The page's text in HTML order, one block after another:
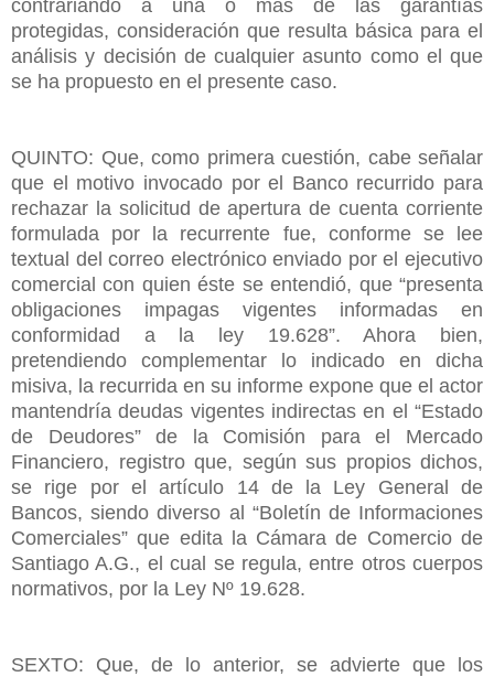
contrariando a una o más de las garantías
protegidas, consideración que resulta básica para el
análisis y decisión de cualquier asunto como el que
se ha propuesto en el presente caso.
QUINTO: Que, como primera cuestión, cabe señalar
que el motivo invocado por el Banco recurrido para
rechazar la solicitud de apertura de cuenta corriente
formulada por la recurrente fue, conforme se lee
textual del correo electrónico enviado por el ejecutivo
comercial con quien éste se entendió, que “presenta
obligaciones impagas vigentes informadas en
conformidad a la ley 19.628”. Ahora bien,
pretendiendo complementar lo indicado en dicha
misiva, la recurrida en su informe expone que el actor
mantendría deudas vigentes indirectas en el “Estado
de Deudores” de la Comisión para el Mercado
Financiero, registro que, según sus propios dichos,
se rige por el artículo 14 de la Ley General de
Bancos, siendo diverso al “Boletín de Informaciones
Comerciales” que edita la Cámara de Comercio de
Santiago A.G., el cual se regula, entre otros cuerpos
normativos, por la Ley Nº 19.628.
SEXTO: Que, de lo anterior, se advierte que los